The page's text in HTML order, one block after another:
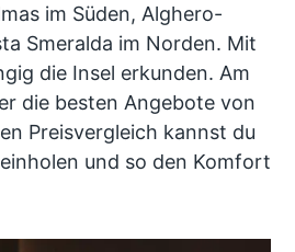
im Süden, Alghero-
Smeralda im Norden. Mit
die Insel erkunden. Am
die besten Angebote von
Preisvergleich kannst du
und so den Komfort